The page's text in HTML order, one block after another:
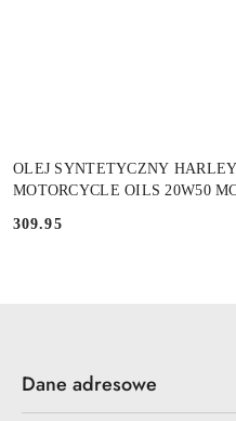
OLEJ SYNTETYCZNY
MOTORCYCLE OILS 20W50
Cena:
309.95
Dane adresowe